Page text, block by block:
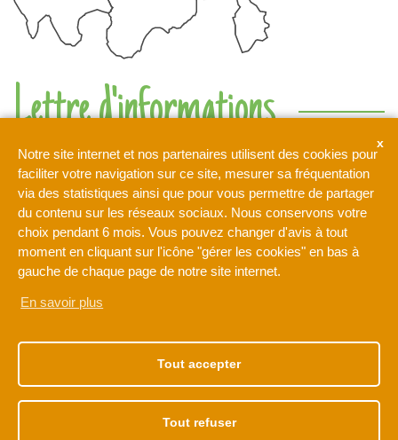
Notre site internet et nos partenaires utilisent des cookies pour
faciliter votre navigation sur ce site, mesurer sa fréquentation
via des statistiques ainsi que pour vous permettre de partager
du contenu sur les réseaux sociaux. Nous conservons votre
choix pendant 6 mois. Vous pouvez changer d'avis à tout
moment en cliquant sur l'icône "gérer les cookies" en bas à
gauche de chaque page de notre site internet.
En savoir plus
Tout accepter
Tout refuser
Lettre d'informations
de la Brie
Votre adresse de messagerie est uniquement utilisée pour
vous envoyer notre lettre d'information ainsi que des
informations concernant les activités de L'Orée de la Brie. Vous
pouvez à tout moment utiliser le lien de désabonnement intégré
dans la newsletter.
77170 BRIE-COMTE-
ROBERT
01 60 62 15 81
de 9h à 12h30
et de 13h30 à 17h30